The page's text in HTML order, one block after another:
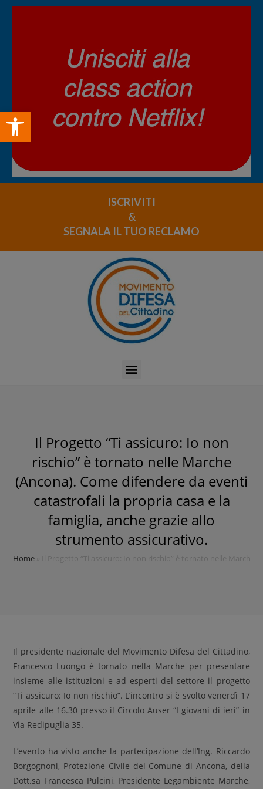
Open toolbar
ISCRIVITI
&
SEGNALA IL TUO RECLAMO
Il Progetto “Ti assicuro: Io non
rischio” è tornato nelle Marche
(Ancona). Come difendere da eventi
catastrofali la propria casa e la
famiglia, anche grazie allo
strumento assicurativo.
Home Il Progetto “Ti assicuro: Io non rischio” è tornato nelle
Il presidente nazionale del Movimento Difesa del Cittadino,
Francesco Luongo è tornato nella Marche per presentare
insieme alle istituzioni e ad esperti del settore il progetto
“Ti assicuro: Io non rischio”. L’incontro si è svolto venerdì 17
aprile alle 16.30 presso il Circolo Auser “I giovani di ieri” in
Via Redipuglia 35.
L’evento ha visto anche la partecipazione dell’Ing. Riccardo
Borgognoni, Protezione Civile del Comune di Ancona, della
Dott.sa Francesca Pulcini, Presidente Legambiente Marche,